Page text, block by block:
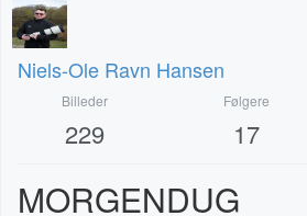
Niels-Ole Ravn Hansen
Billeder
229
Følgere
17
MORGENDUG